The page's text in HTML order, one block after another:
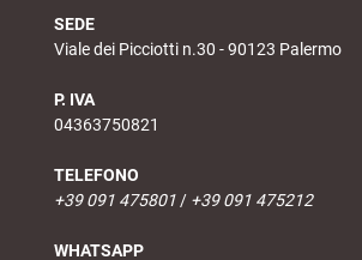
SEDE
Viale dei Picciotti n.30 - 90123 Palermo
P. IVA
04363750821
TELEFONO
+39 091 475801/ +39 091 475212
WHATSAPP